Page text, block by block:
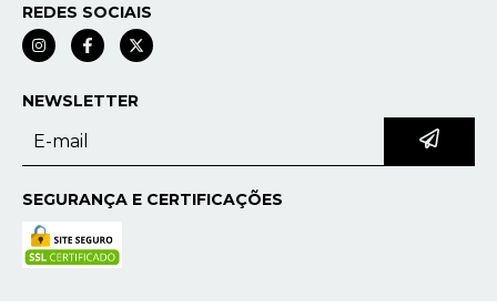
REDES SOCIAIS
NEWSLETTER
SEGURANÇA E CERTIFICAÇÕES